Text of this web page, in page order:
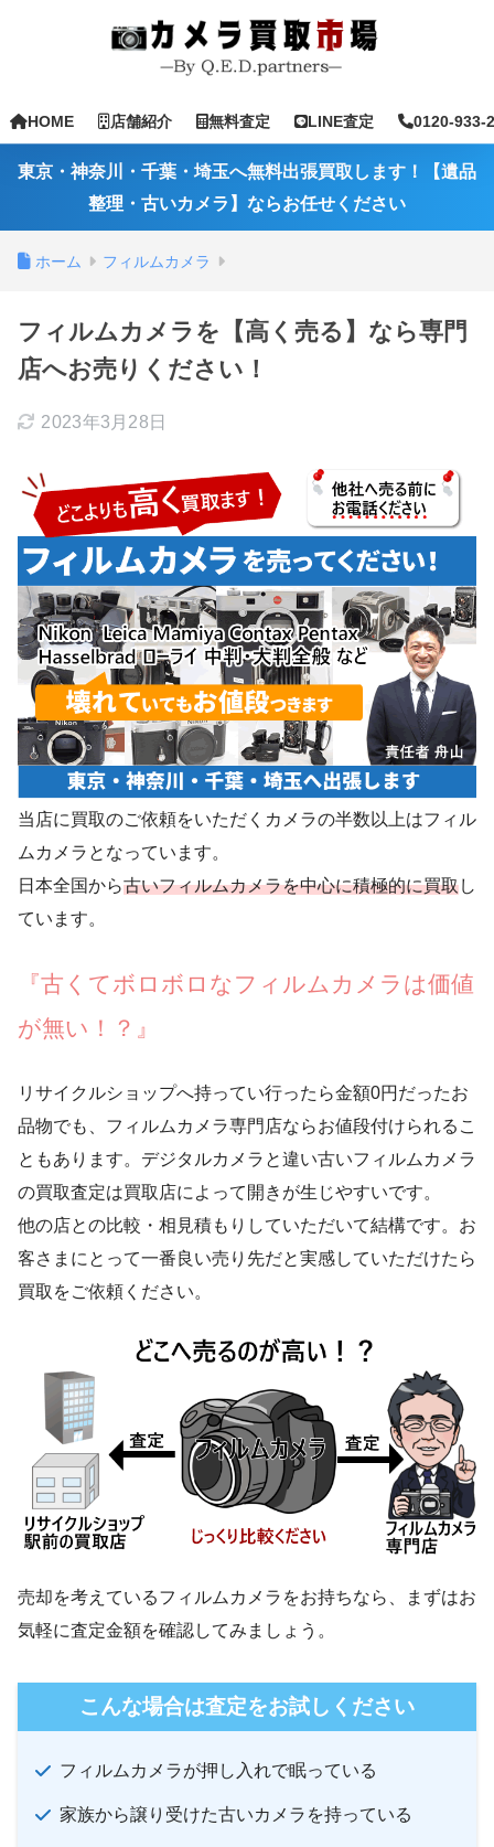
HOME 店舗紹介 無料査定 LINE査定 0120-933-
東京・神奈川・千葉・埼玉へ無料出張買取します！【遺品
整理・古いカメラ】ならお任せください
ホーム フィルムカメラ
フィルムカメラを【高く売る】なら専門
店へお売りください！
2023年3月28日
当店に買取のご依頼をいただくカメラの半数以上はフィル
ムカメラとなっています。
日本全国から古いフィルムカメラを中心に積極的に買取し
ています。
『古くてボロボロなフィルムカメラは価値
が無い！？』
リサイクルショップへ持ってい行ったら金額0円だったお
品物でも、フィルムカメラ専門店ならお値段付けられるこ
ともあります。デジタルカメラと違い古いフィルムカメラ
の買取査定は買取店によって開きが生じやすいです。
他の店との比較・相見積もりしていただいて結構です。お
客さまにとって一番良い売り先だと実感していただけたら
買取をご依頼ください。
売却を考えているフィルムカメラをお持ちなら、まずはお
気軽に査定金額を確認してみましょう。
こんな場合は査定をお試しください
フィルムカメラが押し入れで眠っている
家族から譲り受けた古いカメラを持っている